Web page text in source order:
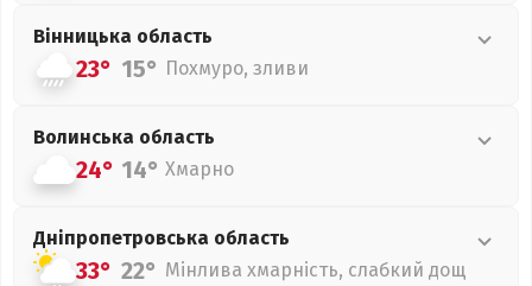
Вінницька область
23° 15° Похмуро, зливи
Волинська область
24° 14° Хмарно
Дніпропетровська область
33° 22° Мінлива хмарність, слабкий дощ